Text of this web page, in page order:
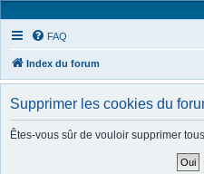
FAQ
Index du forum
Supprimer les cookies du
Êtes-vous sûr de vouloir supprimer